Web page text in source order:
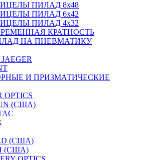
ПИЛАД 8х48
ПИЛАД 6х42
ПИЛАД 4х32
КРАТНОСТЬ
НА ПНЕВМАТИКУ
И ПРИЗМАТИЧЕСКИЕ
OPTICS
(США)
(США)
(США)